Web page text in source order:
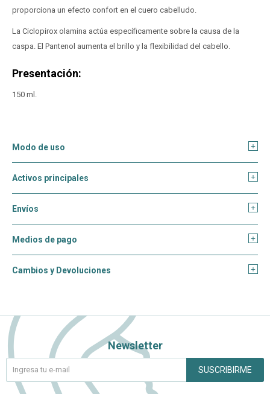
proporciona un efecto confort en el cuero cabelludo.
La Ciclopirox olamina actúa específicamente sobre la causa de la
caspa. El Pantenol aumenta el brillo y la flexibilidad del cabello.
Presentación:
150 ml.
Modo de uso
Activos principales
Envíos
Medios de pago
Cambios y Devoluciones
Newsletter
SUSCRIBIRME